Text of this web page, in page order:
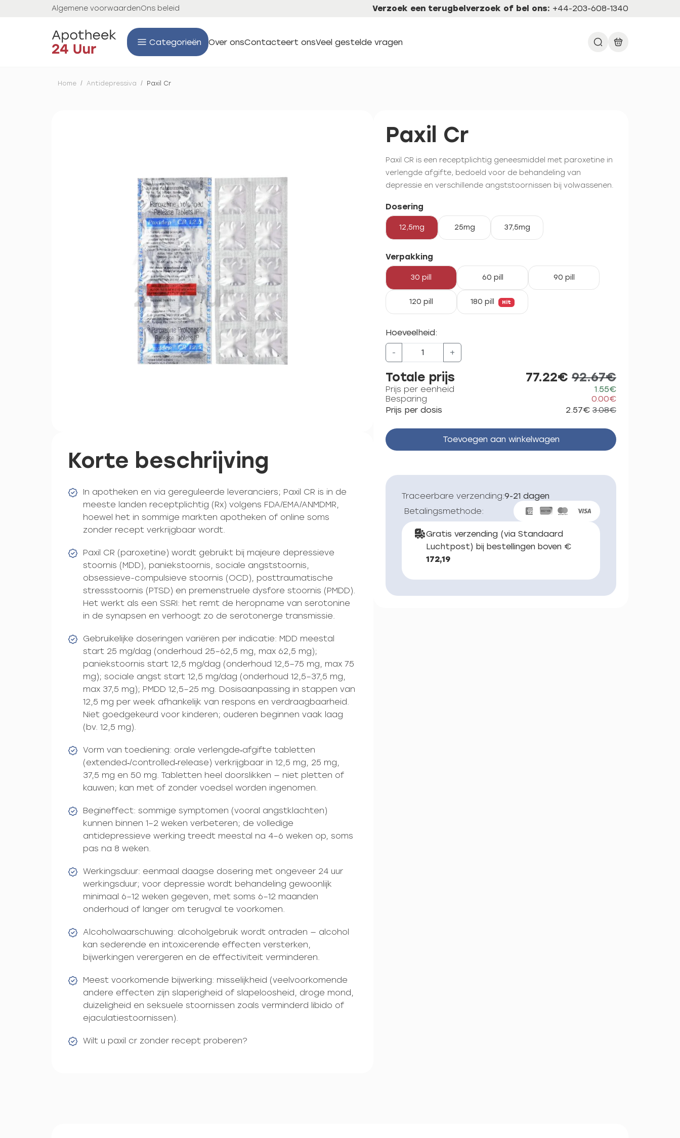
Algemene voorwaardenOns beleid Verzoek een terugbelverzoek of bel ons: +44-203-608-1340
Categorieën Over onsContacteert onsVeel gestelde vragen
Home / Antidepressiva / Paxil Cr
Korte beschrijving
In apotheken en via gereguleerde leveranciers; Paxil CR is in de
meeste landen receptplichtig (Rx) volgens FDA/EMA/ANMDMR,
hoewel het in sommige markten apotheken of online soms
zonder recept verkrijgbaar wordt.
Paxil CR (paroxetine) wordt gebruikt bij majeure depressieve
stoornis (MDD), paniekstoornis, sociale angststoornis,
obsessieve-compulsieve stoornis (OCD), posttraumatische
stressstoornis (PTSD) en premenstruele dysfore stoornis (PMDD).
Het werkt als een SSRI: het remt de heropname van serotonine
in de synapsen en verhoogt zo de serotonerge transmissie.
Gebruikelijke doseringen variëren per indicatie: MDD meestal
start 25 mg/dag (onderhoud 25–62,5 mg, max 62,5 mg);
paniekstoornis start 12,5 mg/dag (onderhoud 12,5–75 mg, max 75
mg); sociale angst start 12,5 mg/dag (onderhoud 12,5–37,5 mg,
max 37,5 mg); PMDD 12,5–25 mg. Dosisaanpassing in stappen van
12,5 mg per week afhankelijk van respons en verdraagbaarheid.
Niet goedgekeurd voor kinderen; ouderen beginnen vaak laag
(bv. 12,5 mg).
Vorm van toediening: orale verlengde‑afgifte tabletten
(extended‑/controlled‑release) verkrijgbaar in 12,5 mg, 25 mg,
37,5 mg en 50 mg. Tabletten heel doorslikken — niet pletten of
kauwen; kan met of zonder voedsel worden ingenomen.
Begineffect: sommige symptomen (vooral angstklachten)
kunnen binnen 1–2 weken verbeteren; de volledige
antidepressieve werking treedt meestal na 4–6 weken op, soms
pas na 8 weken.
Werkingsduur: eenmaal daagse dosering met ongeveer 24 uur
werkingsduur; voor depressie wordt behandeling gewoonlijk
minimaal 6–12 weken gegeven, met soms 6–12 maanden
onderhoud of langer om terugval te voorkomen.
Alcoholwaarschuwing: alcoholgebruik wordt ontraden — alcohol
kan sederende en intoxicerende effecten versterken,
bijwerkingen verergeren en de effectiviteit verminderen.
Meest voorkomende bijwerking: misselijkheid (veelvoorkomende
andere effecten zijn slaperigheid of slapeloosheid, droge mond,
duizeligheid en seksuele stoornissen zoals verminderd libido of
ejaculatiestoornissen).
Wilt u paxil cr zonder recept proberen?
Paxil Cr
Paxil CR is een receptplichtig geneesmiddel met paroxetine in
verlengde afgifte, bedoeld voor de behandeling van
depressie en verschillende angststoornissen bij volwassenen.
Dosering
12,5mg 25mg 37,5mg
Verpakking
30 pill 60 pill 90 pill
120 pill 180 pill Hit
Hoeveelheid:
- +
Totale prijs 77.22€ 92.67€
Prijs per eenheid
1.55€
Besparing
0.00€
Prijs per dosis
2.57€ 3.08€
Toevoegen aan winkelwagen
Traceerbare verzending:9-21 dagen
Betalingsmethode:
Gratis verzending (via Standaard
Luchtpost) bij bestellingen boven €
172,19